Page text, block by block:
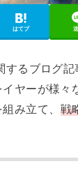
はてブ
するブログ
ヤーが様々
み立て、 戦